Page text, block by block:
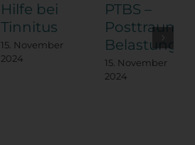
Hilfe bei
Tinnitus
15. November
2024
PTBS –
15. November
2024